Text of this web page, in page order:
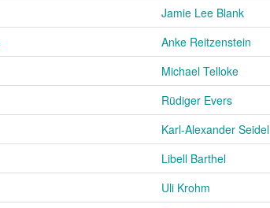
Jamie Lee Blank
Anke Reitzenstein
Michael Telloke
Rüdiger Evers
Karl-Alexander Seidel
Libell Barthel
Uli Krohm